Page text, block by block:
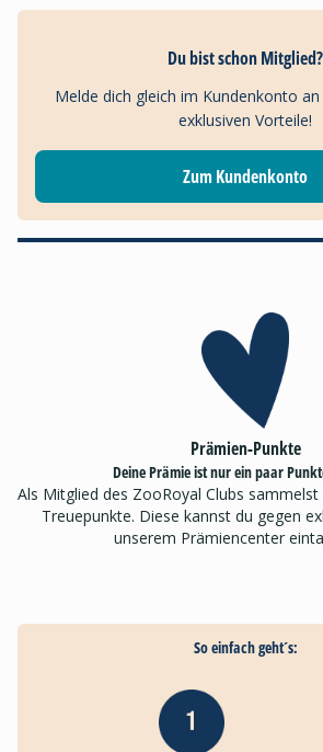
Du bist schon Mitglied?
Melde dich gleich im Kundenkonto
exklusiven Vorteile!
Zum Kundenkonto
Prämien-Punkte
Deine Prämie ist nur ein paar
Als Mitglied des ZooRoyal Clubs
Treuepunkte. Diese kannst du gegen
unserem Prämiencenter
So einfach geht´s: